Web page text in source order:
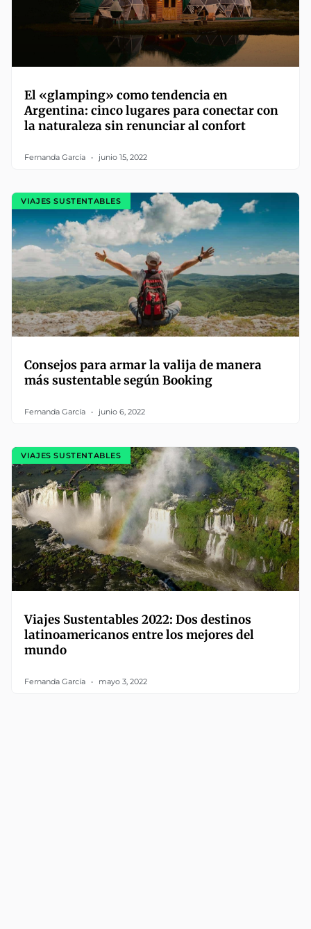
El «glamping» como tendencia en
Argentina: cinco lugares para conectar con
la naturaleza sin renunciar al confort
Fernanda García junio 15, 2022
VIAJES SUSTENTABLES
Consejos para armar la valija de manera
más sustentable según Booking
Fernanda García junio 6, 2022
VIAJES SUSTENTABLES
Viajes Sustentables 2022: Dos destinos
latinoamericanos entre los mejores del
mundo
Fernanda García mayo 3, 2022